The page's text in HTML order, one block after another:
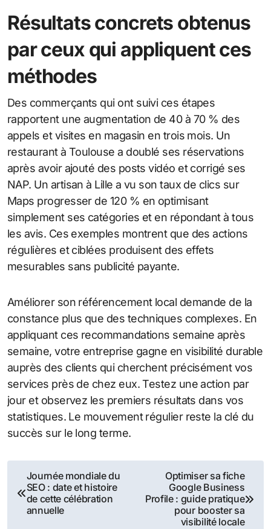
Résultats concrets obtenus
par ceux qui appliquent ces
méthodes
Des commerçants qui ont suivi ces étapes
rapportent une augmentation de 40 à 70 % des
appels et visites en magasin en trois mois. Un
restaurant à Toulouse a doublé ses réservations
après avoir ajouté des posts vidéo et corrigé ses
NAP. Un artisan à Lille a vu son taux de clics sur
Maps progresser de 120 % en optimisant
simplement ses catégories et en répondant à tous
les avis. Ces exemples montrent que des actions
régulières et ciblées produisent des effets
mesurables sans publicité payante.
Améliorer son référencement local demande de la
constance plus que des techniques complexes. En
appliquant ces recommandations semaine après
semaine, votre entreprise gagne en visibilité durable
auprès des clients qui cherchent précisément vos
services près de chez eux. Testez une action par
jour et observez les premiers résultats dans vos
statistiques. Le mouvement régulier reste la clé du
succès sur le long terme.
Navigation
de
Journée mondiale du
SEO : date et histoire
de cette célébration
annuelle
Optimiser sa fiche
Google Business
Profile : guide pratique
pour booster sa
visibilité locale